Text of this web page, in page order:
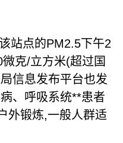
站点的PM2.5下午2
克/立方米(超过国
信息发布平台也发
、呼吸系统**患者
外锻炼,一般人群适